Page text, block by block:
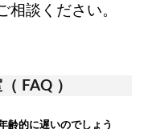
相談ください。
FAQ ）
齢的に遅いのでしょう